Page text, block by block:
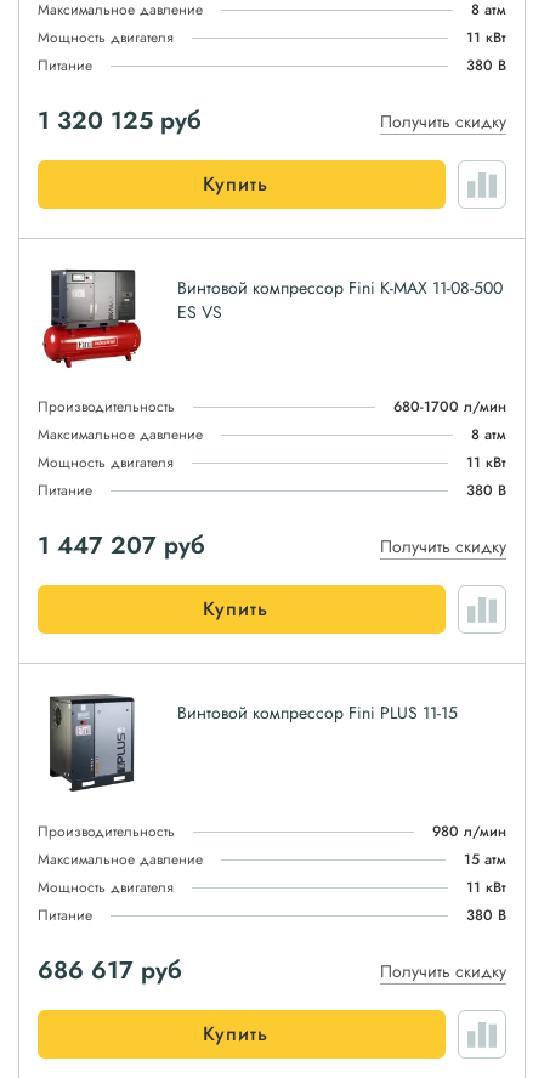
Максимальное давление
8 атм
Мощность двигателя
11 кВт
Питание
380 В
1 320 125 руб Получить скидку
Купить
Винтовой компрессор Fini K-MAX 11-08-500
ES VS
Производительность
680-1700 л/мин
Максимальное давление
8 атм
Мощность двигателя
11 кВт
Питание
380 В
1 447 207 руб Получить скидку
Купить
Винтовой компрессор Fini PLUS 11-15
Производительность
980 л/мин
Максимальное давление
15 атм
Мощность двигателя
11 кВт
Питание
380 В
686 617 руб Получить скидку
Купить